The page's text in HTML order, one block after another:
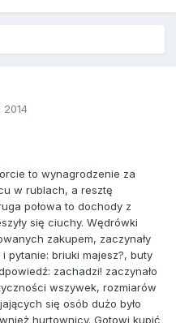
2014
to wynagrodzenie za
w rublach, a resztę
połowa to dochody z
się ciuchy. Wędrówki
zakupem, zaczynały
pytanie: briuki majesz?, buty
zachadzi! zaczynało
wszywek, rozmiarów
się osób dużo było
hurtownicy. Gotowi kupić